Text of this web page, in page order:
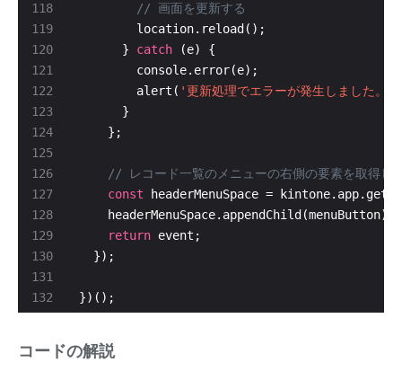
118
119
120
121
123
124
125
126
127
128
129
130
131
      }
catch
        alert(
'更新処理でエラーが発生しました。'
const
return
})();
コードの解説